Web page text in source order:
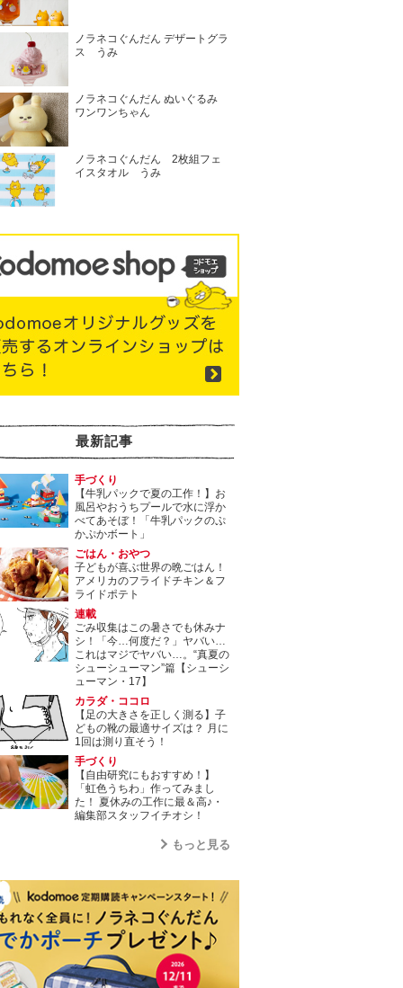
ノラネコぐんだん デザートグラ
ス うみ
ノラネコぐんだん ぬいぐるみ
ワンワンちゃん
ノラネコぐんだん 2枚組フェ
イスタオル うみ
最新記事
手づくり
【牛乳パックで夏の工作！】お
風呂やおうちプールで水に浮か
べてあそぼ！「牛乳パックのぷ
かぷかボート」
ごはん・おやつ
子どもが喜ぶ世界の晩ごはん！
アメリカのフライドチキン＆フ
ライドポテト
連載
ごみ収集はこの暑さでも休みナ
シ！「今…何度だ？」ヤバい…
これはマジでヤバい…。“真夏の
シューシューマン”篇【シューシ
ューマン・17】
カラダ・ココロ
【足の大きさを正しく測る】子
どもの靴の最適サイズは？ 月に
1回は測り直そう！
手づくり
【自由研究にもおすすめ！】
「虹色うちわ」作ってみまし
た！ 夏休みの工作に最＆高♪・
編集部スタッフイチオシ！
もっと見る